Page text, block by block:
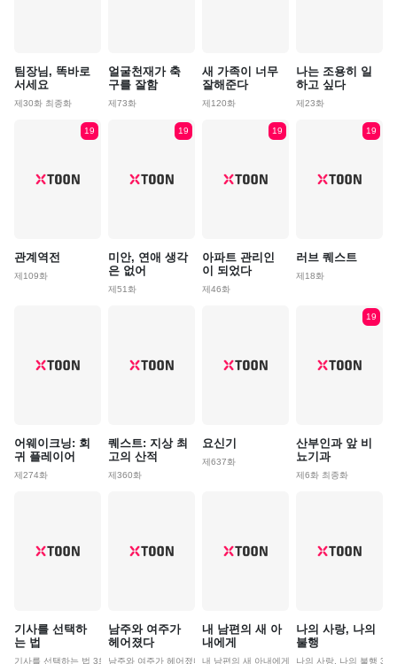
팀장님, 똑바로
서세요
제30화 최종화
얼굴천재가 축
구를 잘함
제73화
새 가족이 너무
잘해준다
제120화
나는 조용히 일
하고 싶다
제23화
19
관계역전
제109화
19
미안, 연애 생각
은 없어
제51화
19
아파트 관리인
이 되었다
제46화
19
러브 퀘스트
제18화
어웨이크닝: 회
귀 플레이어
제274화
퀘스트: 지상 최
고의 산적
제360화
요신기
제637화
19
산부인과 앞 비
뇨기과
제6화 최종화
기사를 선택하
는 법
기사를 선택하는 법 3화
남주와 여주가
헤어졌다
남주와 여주가 헤어졌다 3화
내 남편의 새 아
내에게
내 남편의 새 아내에게 3화
나의 사랑, 나의
불행
나의 사랑, 나의 불행 3화